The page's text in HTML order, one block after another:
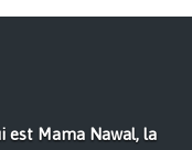
est Mama Nawal, la